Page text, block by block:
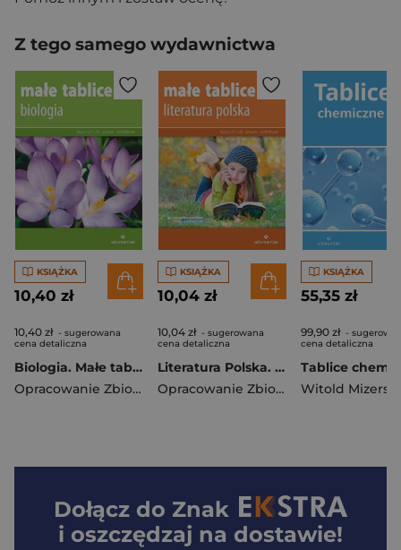
Z tego samego wydawnictwa
KSIĄŻKA
10,40 zł
10,40 zł - sugerowana
cena detaliczna
Biologia. Małe tablice wyd. 13
Opracowanie Zbiorowe
KSIĄŻKA
10,04 zł
10,04 zł - sugerowana
cena detaliczna
Literatura Polska. Małe tablice wyd. 11
Opracowanie Zbiorowe
KSIĄŻKA
55,35 zł
99,90 zł -
cena detaliczna
Witold Mizerski
Dołącz do Znak
i oszczędzaj na dostawie!